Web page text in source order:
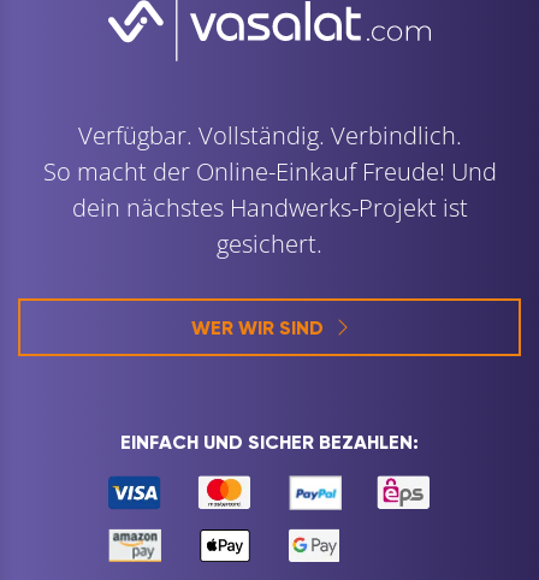
Verfügbar. Vollständig. Verbindlich.
So macht der Online-Einkauf Freude! Und
dein nächstes Handwerks-Projekt ist
gesichert.
WER WIR SIND
EINFACH UND SICHER BEZAHLEN: